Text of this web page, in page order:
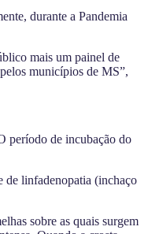
durante a Pandemia
mais um painel de
municípios de MS”,
período de incubação do
de linfadenopatia (inchaço
sobre as quais surgem